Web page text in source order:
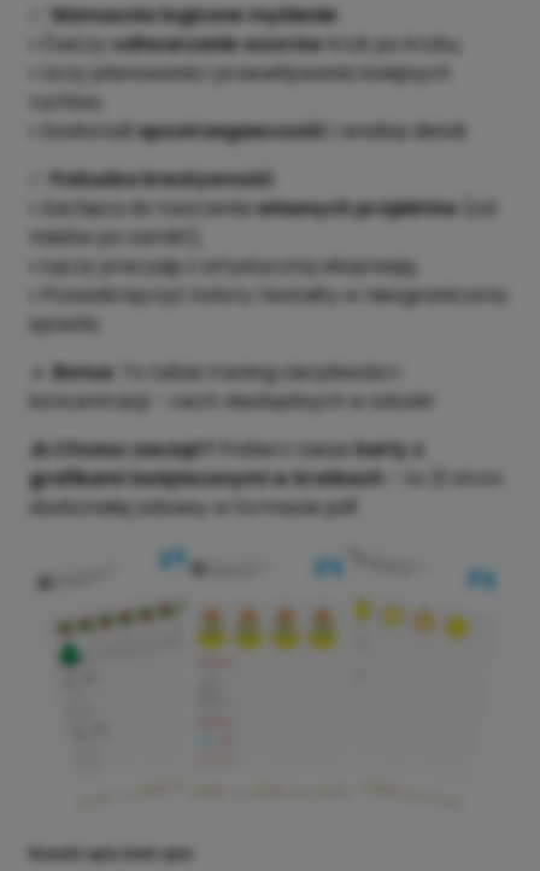
Wzmacnia logiczne myślenie
▪️ Ćwiczy odtwarzanie wzorów krok po kroku,
▪️ Uczy planowania i przewidywania kolejnych
ruchów,
▪️ Doskonali spostrzegawczość
i analizę detali.
Pobudza kreatywność
▪️ Zachęca do tworzenia własnych projektów (od
misiów po zamki!),
▪️ Łączy precyzję z artystyczną ekspresją,
▪️ Pozwala łączyć kolory i kształty w nieograniczony
sposób.
Bonus : To także trening cierpliwości i
koncentracji – cech niezbędnych w szkole!
📥
Chcesz zacząć? Pobierz nasze karty z
grafikami świątecznymi w kratkach
– to 21 stron
doskonałej zabawy w formacie pdf.
Rozwiń opis Zwiń opis